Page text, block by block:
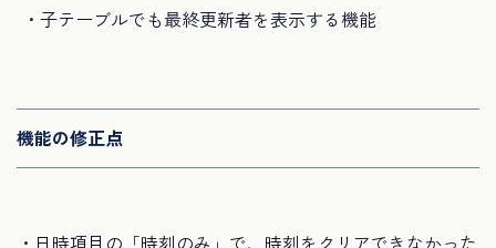
・子テーブルでも最終更新者を表示する機能
機能の修正点
・日時項目の「時刻のみ」で、時刻をクリアできなかった